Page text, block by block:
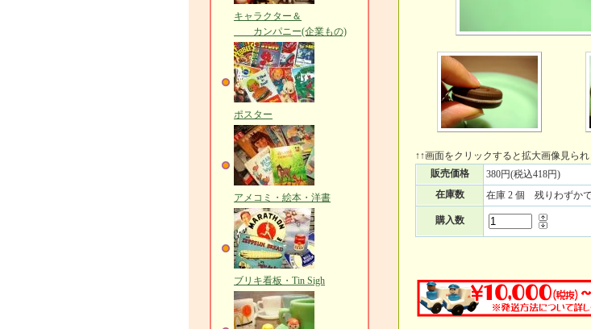
キャラクター＆
カンパニー(企業もの)
ポスター
アメコミ・絵本・洋書
ブリキ看板・Tin Sigh
↑↑画面をクリックすると拡大画像見られ
販売価格
380円(税込418円)
在庫数
在庫 2 個 残りわずかで
購入数